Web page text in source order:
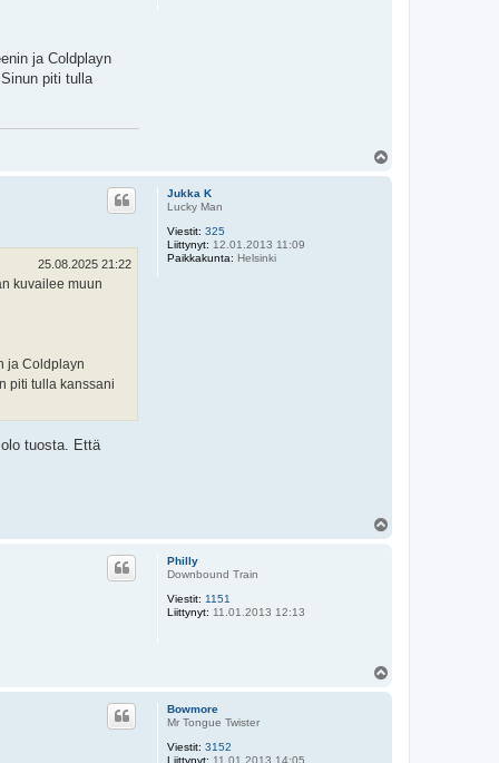
ja Coldplayn
piti tulla
Jukka K
Lucky Man
Viestit: 325
Liittynyt: 12.01.2013 11:09
Paikkakunta: Helsinki
25.08.2025 21:22
kuvailee muun
ja Coldplayn
piti tulla kanssani
tuosta. Että
Philly
Downbound Train
Viestit: 1151
Liittynyt: 11.01.2013 12:13
Bowmore
Mr Tongue Twister
Viestit: 3152
Liittynyt: 11.01.2013 14:05